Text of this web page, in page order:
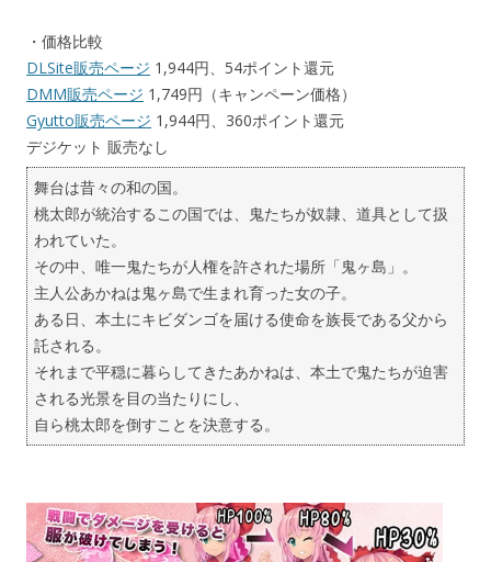
・価格比較
DLSite販売ページ 1,944円、54ポイント還元
DMM販売ページ 1,749円（キャンペーン価格）
Gyutto販売ページ 1,944円、360ポイント還元
デジケット 販売なし
舞台は昔々の和の国。
桃太郎が統治するこの国では、鬼たちが奴隷、道具として扱
われていた。
その中、唯一鬼たちが人権を許された場所「鬼ヶ島」。
主人公あかねは鬼ヶ島で生まれ育った女の子。
ある日、本土にキビダンゴを届ける使命を族長である父から
託される。
それまで平穏に暮らしてきたあかねは、本土で鬼たちが迫害
される光景を目の当たりにし、
自ら桃太郎を倒すことを決意する。